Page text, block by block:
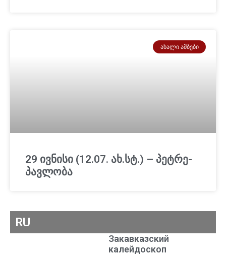
ᲐᲮᲐᲚᲘ ᲐᲛᲑᲔᲑᲘ
29 ივნისი (12.07. ახ.სტ.) – პეტრე-
პავლობა
RU
Закавказский
калейдоскоп